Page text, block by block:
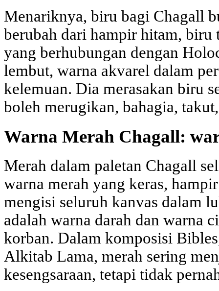
Menariknya, biru bagi Chagall
berubah dari hampir hitam, biru
yang berhubungan dengan
lembut, warna akvarel dalam
kelemuan. Dia merasakan biru
boleh merugikan, bahagia,
Warna Merah Chagall:
Merah dalam paletan Chagall
warna merah yang keras,
mengisi seluruh kanvas dalam
adalah warna darah dan warna
korban. Dalam komposisi
Alkitab Lama, merah sering
kesengsaraan, tetapi tidak